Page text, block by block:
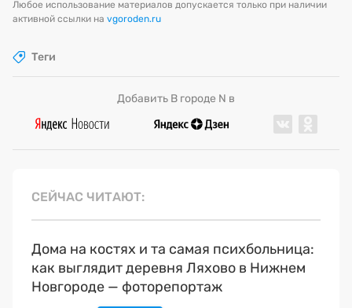
Любое использование материалов допускается только при наличии
активной ссылки на vgoroden.ru
Теги
Добавить В городе N в
СЕЙЧАС ЧИТАЮТ
Дома на костях и та самая психбольница:
как выглядит деревня Ляхово в Нижнем
Новгороде — фоторепортаж